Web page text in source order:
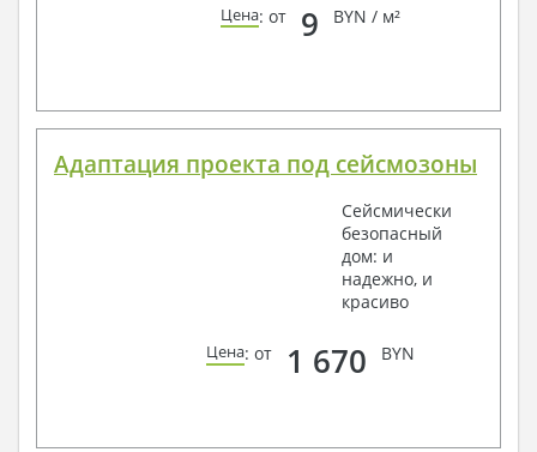
Цена: от 9 BYN / м²
Адаптация проекта под сейсмозоны
Сейсмически
безопасный
дом: и
надежно, и
красиво
Цена: от 1 670 BYN